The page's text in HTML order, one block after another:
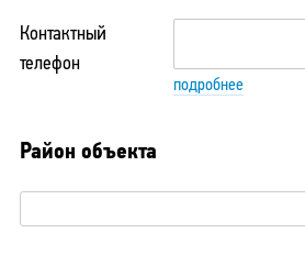
Контактный
телефон
подробнее
Район объекта